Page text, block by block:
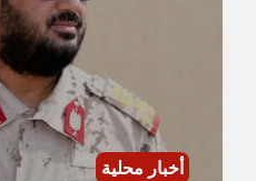
أخبار محلية